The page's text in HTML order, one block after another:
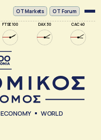
FTSE 100 DAX 30 CAC 40
ΟΤ Markets OT Forum
ECONOMY WORLD